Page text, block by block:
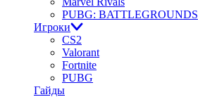
PUBG: BATTLEGROUNDS
Игроки
CS2
Valorant
Fortnite
PUBG
Гайды